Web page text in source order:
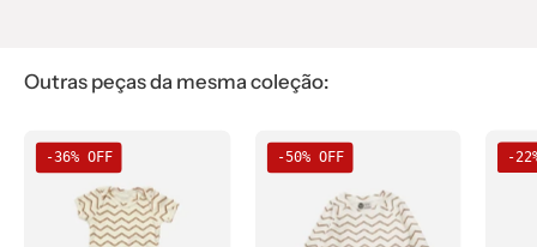
Outras peças da mesma coleção:
Bebê
Manga
-36% OFF
de
Inverno
-50% OFF -